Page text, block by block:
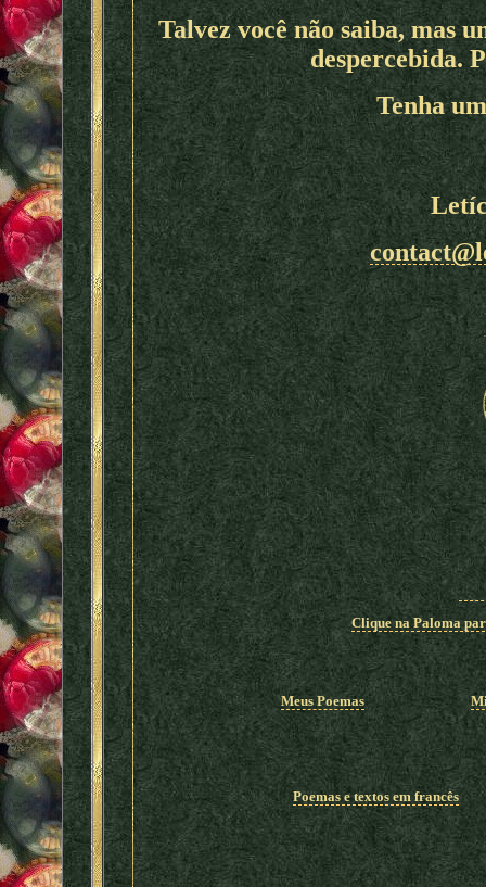
Talvez você não saiba, mas
despercebida.
Tenha
Clique na Paloma
Meus Poemas
Poemas e textos em francês